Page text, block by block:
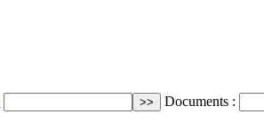
Documents :